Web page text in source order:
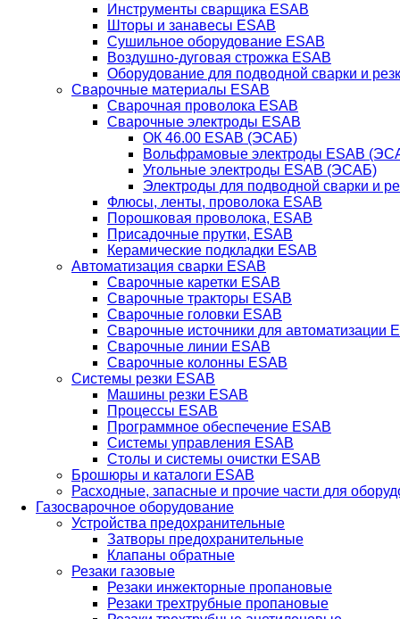
Инструменты сварщика ESAB
Шторы и занавесы ESAB
Сушильное оборудование ESAB
Воздушно-дуговая строжка ESAB
Оборудование для подводной сварки и
Сварочные материалы ESAB
Сварочная проволока ESAB
Сварочные электроды ESAB
ОК 46.00 ESAB (ЭСАБ)
Вольфрамовые электроды ESAB
Угольные электроды ESAB (ЭСАБ)
Электроды для подводной сварки и
Флюсы, ленты, проволока ESAB
Порошковая проволока, ESAB
Присадочные прутки, ESAB
Керамические подкладки ESAB
Автоматизация сварки ESAB
Сварочные каретки ESAB
Сварочные тракторы ESAB
Сварочные головки ESAB
Сварочные источники для автоматизации
Сварочные линии ESAB
Сварочные колонны ESAB
Системы резки ESAB
Машины резки ESAB
Процессы ESAB
Программное обеспечение ESAB
Системы управления ESAB
Столы и системы очистки ESAB
Брошюры и каталоги ESAB
Расходные, запасные и прочие части для
Газосварочное оборудование
Устройства предохранительные
Затворы предохранительные
Клапаны обратные
Резаки газовые
Резаки инжекторные пропановые
Резаки трехтрубные пропановые